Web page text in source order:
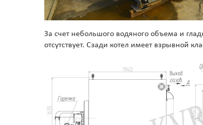
За счет небольшого водяного объема и
отсутствует. Сзади котел имеет взрывной